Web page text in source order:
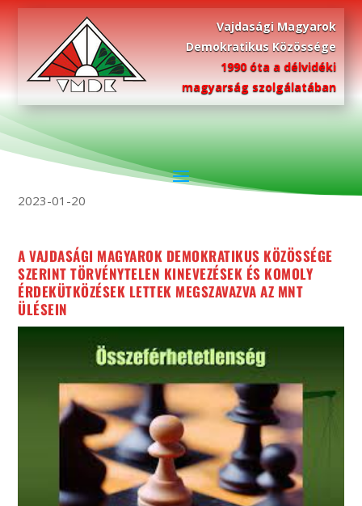
Vajdasági Magyarok
Demokratikus Közössége
1990 óta a délvidéki
magyarság szolgálatában
TÖRVÉNYTELEN KINEVEZÉSEK ÉS ÉRDEKÜTKÖZÉS A
MAGYAR NEMZETI TANÁCSBAN
2023-01-20
A VAJDASÁGI MAGYAROK DEMOKRATIKUS KÖZÖSSÉGE
SZERINT TÖRVÉNYTELEN KINEVEZÉSEK ÉS KOMOLY
ÉRDEKÜTKÖZÉSEK LETTEK MEGSZAVAZVA AZ MNT
ÜLÉSEIN